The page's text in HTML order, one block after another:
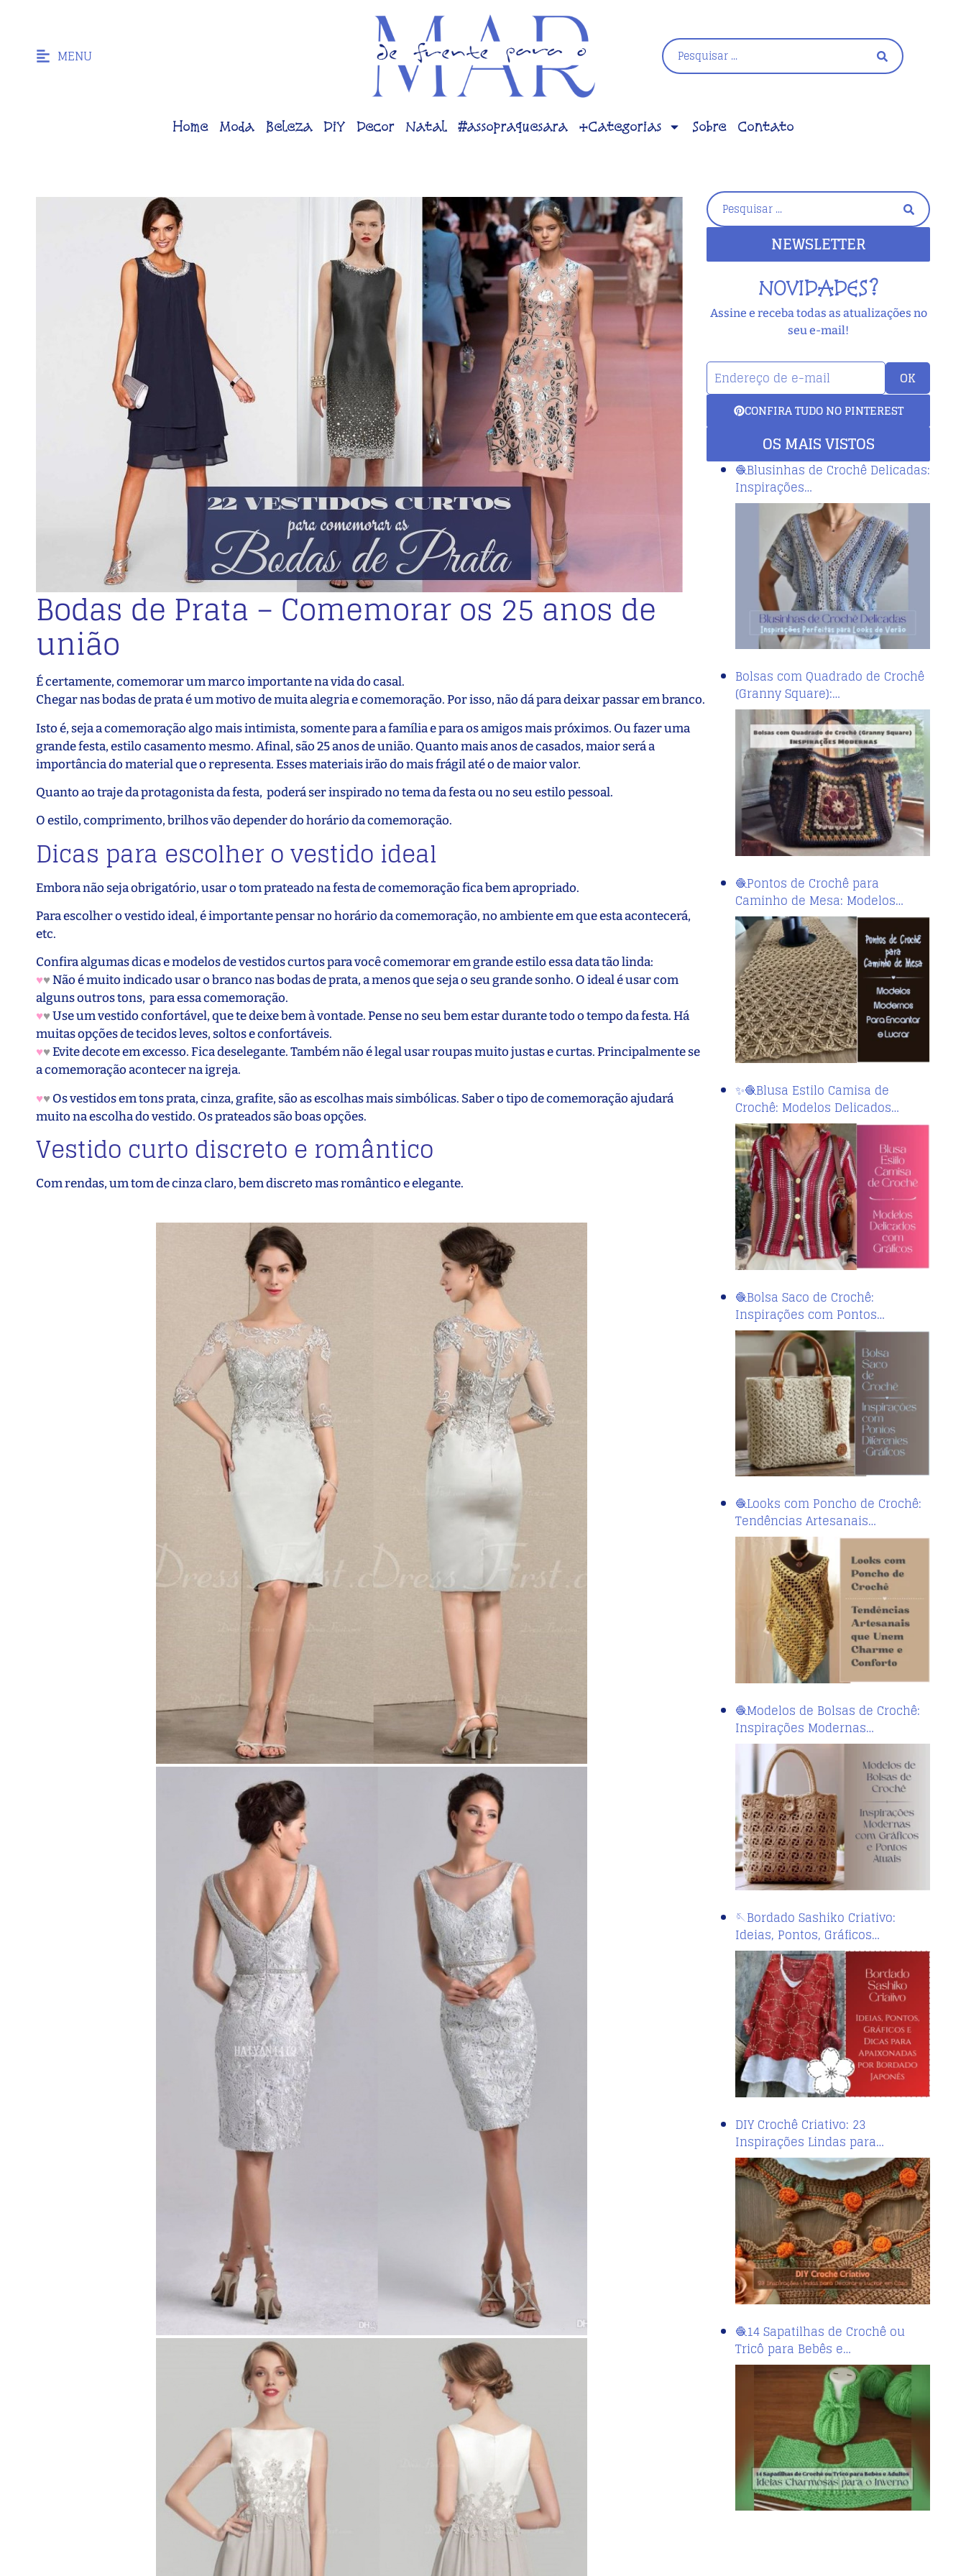
MENU
Home Moda Beleza DiY Decor Natal #assopraquesara +Categorias Sobre Contato
Bodas de Prata – Comemorar os 25 anos de
união
É certamente, comemorar um marco importante na vida do casal.
Chegar nas bodas de prata é um motivo de muita alegria e comemoração. Por isso, não dá para deixar passar em branco.
Isto é, seja a comemoração algo mais intimista, somente para a família e para os amigos mais próximos. Ou fazer uma
grande festa, estilo casamento mesmo. Afinal, são 25 anos de união. Quanto mais anos de casados, maior será a
importância do material que o representa. Esses materiais irão do mais frágil até o de maior valor.
Quanto ao traje da protagonista da festa, poderá ser inspirado no tema da festa ou no seu estilo pessoal.
O estilo, comprimento, brilhos vão depender do horário da comemoração.
Dicas para escolher o vestido ideal
Embora não seja obrigatório, usar o tom prateado na festa de comemoração fica bem apropriado.
Para escolher o vestido ideal, é importante pensar no horário da comemoração, no ambiente em que esta acontecerá,
etc.
Confira algumas dicas e modelos de vestidos curtos para você comemorar em grande estilo essa data tão linda:
♥♥Não é muito indicado usar o branco nas bodas de prata, a menos que seja o seu grande sonho. O ideal é usar com
alguns outros tons, para essa comemoração.
♥♥Use um vestido confortável, que te deixe bem à vontade. Pense no seu bem estar durante todo o tempo da festa. Há
muitas opções de tecidos leves, soltos e confortáveis.
♥♥Evite decote em excesso. Fica deselegante. Também não é legal usar roupas muito justas e curtas. Principalmente se
a comemoração acontecer na igreja.
♥♥ Os vestidos em tons prata, cinza, grafite, são as escolhas mais simbólicas. Saber o tipo de comemoração ajudará
muito na escolha do vestido. Os prateados são boas opções.
Vestido curto discreto e romântico
Com rendas, um tom de cinza claro, bem discreto mas romântico e elegante.
NEWSLETTER
NOVIDADES?
Assine e receba todas as atualizações no
seu e-mail!
OK
CONFIRA TUDO NO PINTEREST
OS MAIS VISTOS
🧶Blusinhas de Crochê Delicadas:
Inspirações…
Bolsas com Quadrado de Crochê
(Granny Square):…
🧶Pontos de Crochê para
Caminho de Mesa: Modelos…
✨🧶Blusa Estilo Camisa de
Crochê: Modelos Delicados…
🧶Bolsa Saco de Crochê:
Inspirações com Pontos…
🧶Looks com Poncho de Crochê:
Tendências Artesanais…
🧶Modelos de Bolsas de Crochê:
Inspirações Modernas…
🪡Bordado Sashiko Criativo:
Ideias, Pontos, Gráficos…
DIY Crochê Criativo: 23
Inspirações Lindas para…
🧶14 Sapatilhas de Crochê ou
Tricô para Bebês e…